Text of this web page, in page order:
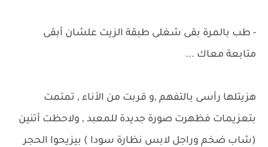
- طب بالمرة بقى شغلى طبقة الزيت علشان أبقى
متابعة معاك ...
هزيتلها رأسى بالتفهم ,و قربت من الأناء , تمتمت
بتعزيمات فظهرت صورة جديدة للمعبد , ولاحظت أتنين
(شاب ضخم وراجل لابس نظارة سودا ) بيزيحوا الحجر